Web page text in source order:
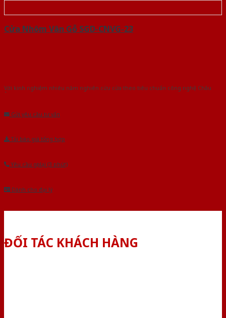
Cửa Nhôm Vân Gỗ SGD-CNVG-23
Với kinh nghiệm nhiêu năm nghiên cứu cửa theo tiêu chuẩn công nghệ Châu
Gửi yêu cầu tư vấn
Tải báo giá tổng hợp
Yêu cầu gọi lại (3 phút)
Dành cho đại lý
ĐỐI TÁC KHÁCH HÀNG